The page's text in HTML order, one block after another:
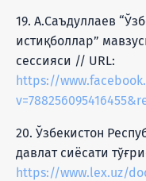
19. А.Саъдуллаев
истиқболлар”
сессияси // URL:
https://
20. Ўзбекистон
давлат сиёсати
https://www.lex.uz/